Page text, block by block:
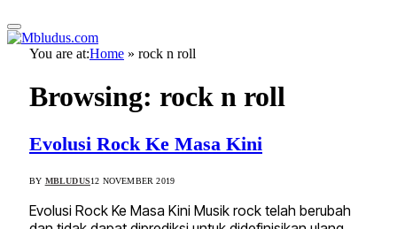
You are at:Home » rock n roll
Browsing: rock n roll
Evolusi Rock Ke Masa Kini
BY MBLUDUS12 NOVEMBER 2019
Evolusi Rock Ke Masa Kini Musik rock telah berubah